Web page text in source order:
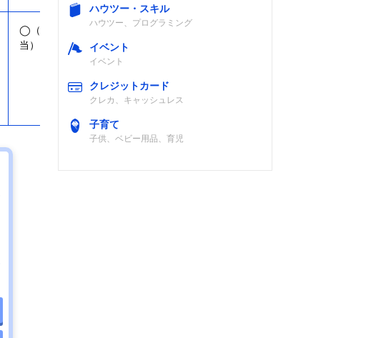
◯（IPX7相
当）
ハウツー・スキル
ハウツー、プログラミング
イベント
イベント
クレジットカード
クレカ、キャッシュレス
子育て
子供、ベビー用品、育児